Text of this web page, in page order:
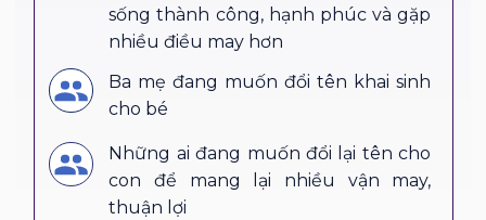
sống thành công, hạnh phúc và gặp
nhiều điều may hơn
Ba mẹ đang muốn đổi tên khai sinh
cho bé
Những ai đang muốn đổi lại tên cho
con để mang lại nhiều vận may,
thuận lợi